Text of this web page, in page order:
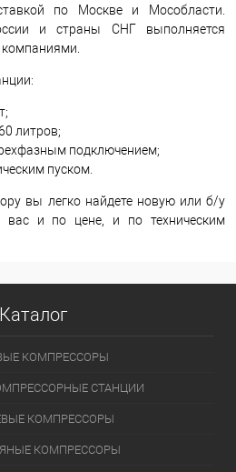
по Москве и Мособласти.
и страны СНГ выполняется
литров;
подключением;
пуском.
вы легко найдете новую или б/у
вас и по цене, и по техническим
Каталог
КОМПРЕССОРЫ
СТАНЦИИ
КОМПРЕССОРЫ
КОМПРЕССОРЫ